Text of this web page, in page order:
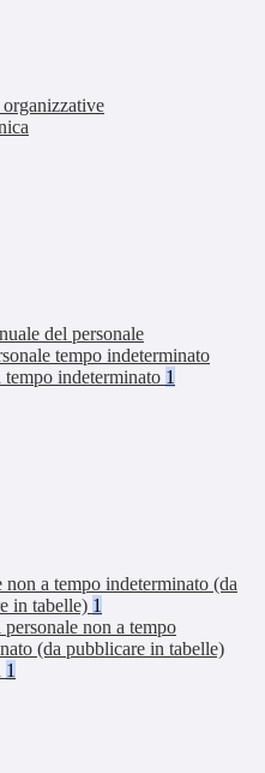
del personale
tempo indeterminato
tempo indeterminato 1
non a tempo indeterminato (da
in tabelle) 1
non a tempo
(da pubblicare in tabelle)
1